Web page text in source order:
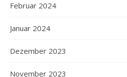
Februar 2024
Januar 2024
Dezember 2023
November 2023